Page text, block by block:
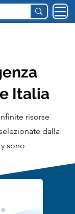
Italia
risorse
dalla
sono